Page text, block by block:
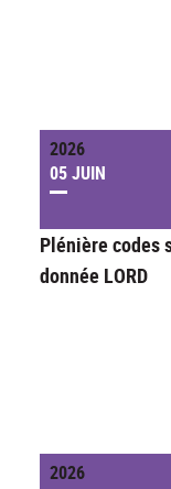
2026
05 JUIN
Plénière codes
donnée LORD
2026